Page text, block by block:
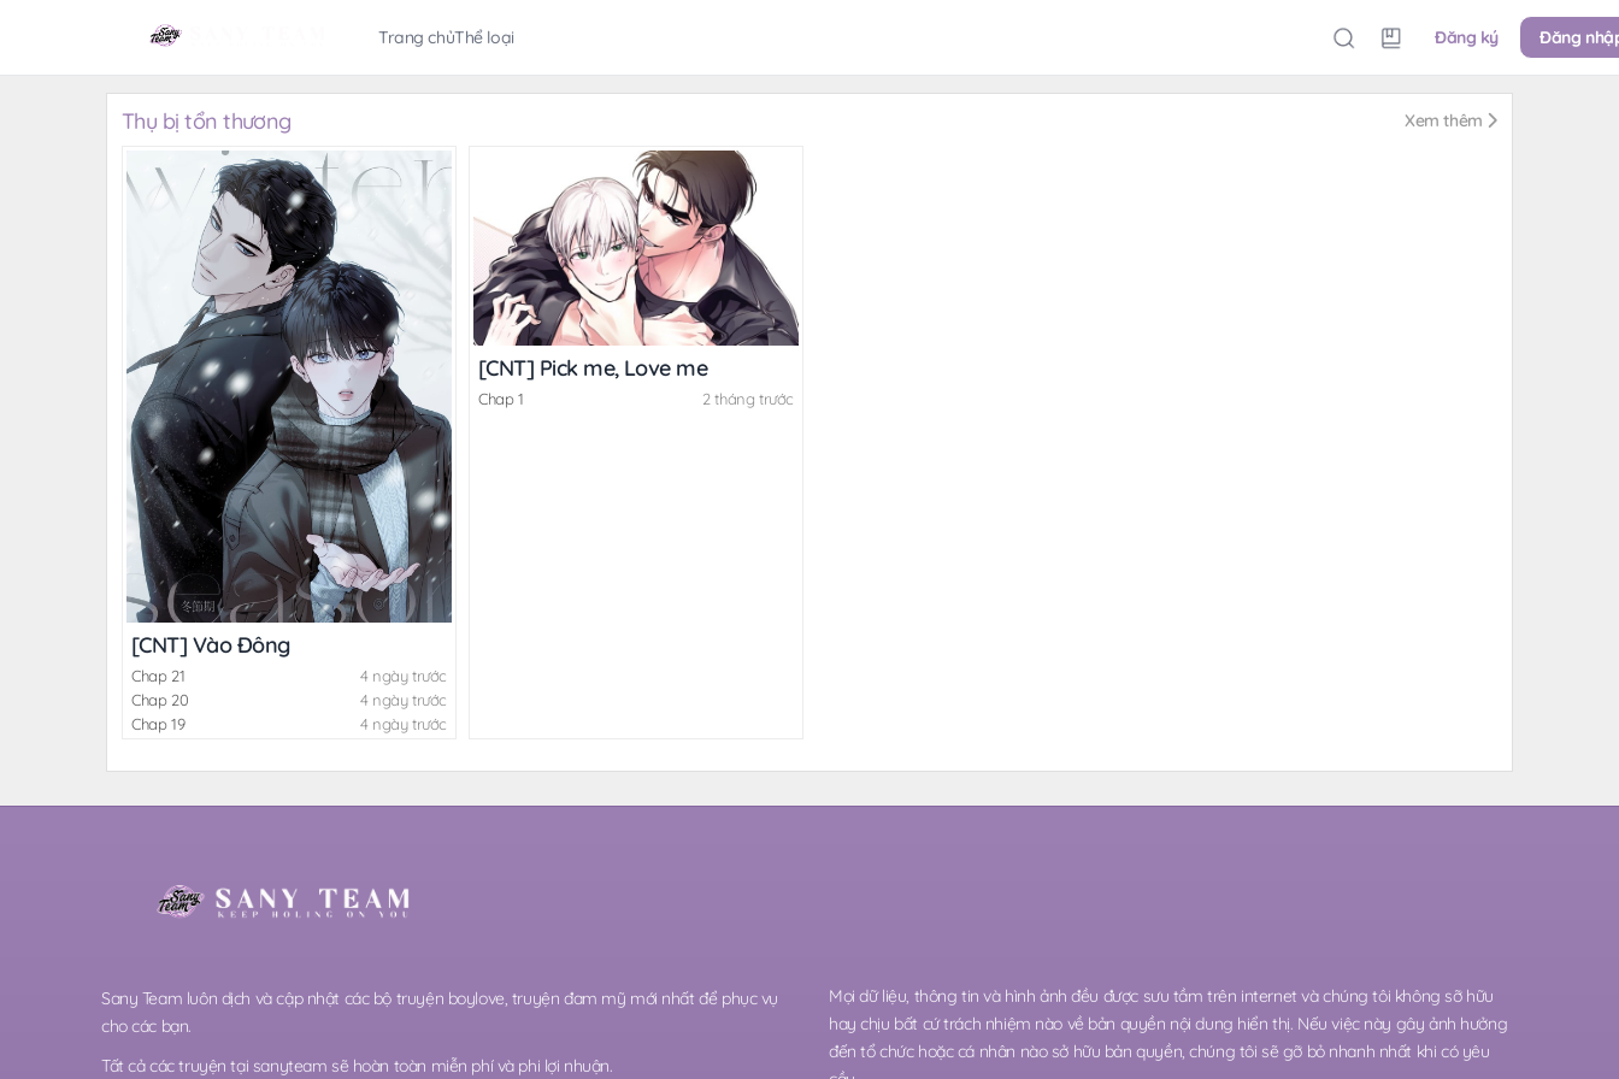
Trang chủThể loại Đăng ký Đăng
Thụ bị tổn thương Xem thêm
[CNT] Vào Đông
Chap 21
4 ngày trước
Chap 20
4 ngày trước
Chap 19
4 ngày trước
[CNT] Pick me, Love me
Chap 1 2 tháng trước
Sany Team luôn dịch và cập nhật các bộ truyện boylove, truyện đam mỹ mới nhất để phục vụ
cho các bạn.
Tất cả các truyện tại sanyteam sẽ hoàn toàn miễn phí và phi lợi nhuận.
Mọi dữ liệu, thông tin và hình ảnh đều được sưu tầm trên internet và chúng tôi không sỡ hữu
hay chịu bất cứ trách nhiệm nào về bản quyền nội dung hiển thị. Nếu việc này gây ảnh hưởng
đến tổ chức hoặc cá nhân nào sở hữu bản quyền, chúng tôi sẽ gỡ bỏ nhanh nhất khi có yêu